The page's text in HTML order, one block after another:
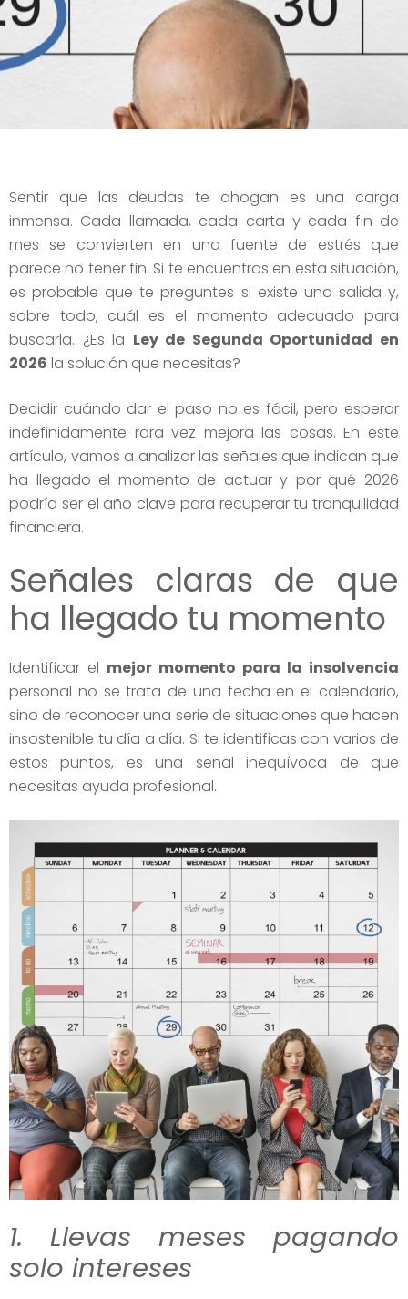
Sentir que las deudas te ahogan es una carga
inmensa. Cada llamada, cada carta y cada fin de
mes se convierten en una fuente de estrés que
parece no tener fin. Si te encuentras en esta situación,
es probable que te preguntes si existe una salida y,
sobre todo, cuál es el momento adecuado para
buscarla. ¿Es la Ley de Segunda Oportunidad en
2026 la solución que necesitas?
Decidir cuándo dar el paso no es fácil, pero esperar
indefinidamente rara vez mejora las cosas. En este
artículo, vamos a analizar las señales que indican que
ha llegado el momento de actuar y por qué 2026
podría ser el año clave para recuperar tu tranquilidad
financiera.
Señales claras de que
ha llegado tu momento
Identificar el mejor momento para la insolvencia
personal no se trata de una fecha en el calendario,
sino de reconocer una serie de situaciones que hacen
insostenible tu día a día. Si te identificas con varios de
estos puntos, es una señal inequívoca de que
necesitas ayuda profesional.
1. Llevas meses pagando
solo intereses